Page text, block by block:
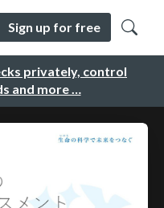
privately, control
and more …
Sign up for free